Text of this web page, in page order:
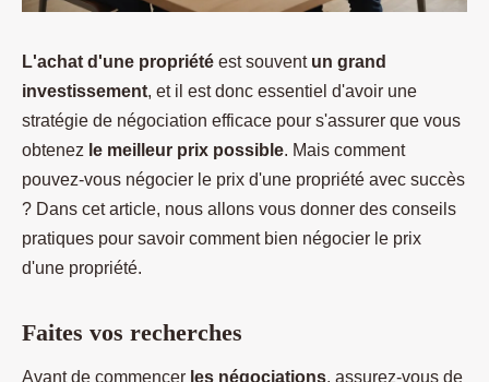
L'achat d'une propriété est souvent un grand
investissement, et il est donc essentiel d'avoir une
stratégie de négociation efficace pour s'assurer que vous
obtenez le meilleur prix possible. Mais comment
pouvez-vous négocier le prix d'une propriété avec succès
? Dans cet article, nous allons vous donner des conseils
pratiques pour savoir comment bien négocier le prix
d'une propriété.
Faites vos recherches
Avant de commencer les négociations, assurez-vous de